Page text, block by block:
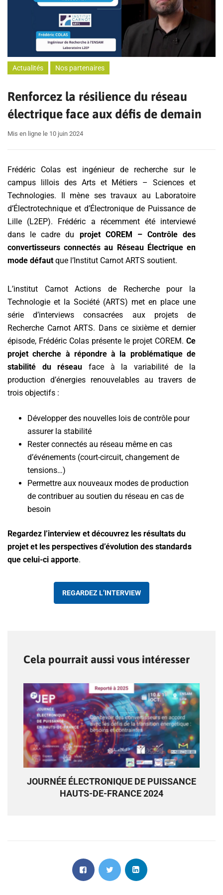
Actualités Nos partenaires
Renforcez la résilience du réseau
électrique face aux défis de demain
Mis en ligne le 10 juin 2024
Frédéric Colas est ingénieur de recherche sur le
campus lillois des Arts et Métiers – Sciences et
Technologies. Il mène ses travaux au Laboratoire
d’Électrotechnique et d’Électronique de Puissance de
Lille (L2EP). Frédéric a récemment été interviewé
dans le cadre du projet COREM – Contrôle des
convertisseurs connectés au Réseau Électrique en
mode défaut que l’Institut Carnot ARTS soutient.
L’institut Carnot Actions de Recherche pour la
Technologie et la Société (ARTS) met en place une
série d’interviews consacrées aux projets de
Recherche Carnot ARTS. Dans ce sixième et dernier
épisode, Frédéric Colas présente le projet COREM. Ce
projet cherche à répondre à la problématique de
stabilité du réseau face à la variabilité de la
production d’énergies renouvelables au travers de
trois objectifs :
Développer des nouvelles lois de contrôle pour
assurer la stabilité
Rester connectés au réseau même en cas
d’événements (court-circuit, changement de
tensions…)
Permettre aux nouveaux modes de production
de contribuer au soutien du réseau en cas de
besoin
Regardez l’interview et découvrez les résultats du
projet et les perspectives d’évolution des standards
que celui-ci apporte.
REGARDEZ L’INTERVIEW
Cela pourrait aussi vous intéresser
JOURNÉE ÉLECTRONIQUE DE PUISSANCE
HAUTS-DE-FRANCE 2024